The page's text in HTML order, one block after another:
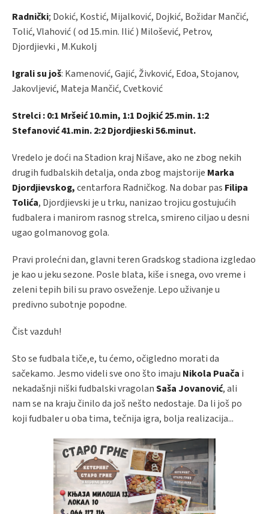
Radnički; Dokić, Kostić, Mijalković, Dojkić, Božidar Mančić,
Tolić, Vlahović ( od 15.min. Ilić ) Milošević, Petrov,
Djordjievki , M.Kukolj
Igrali su još: Kamenović, Gajić, Živković, Edoa, Stojanov,
Jakovljević, Mateja Mančić, Cvetković
Strelci : 0:1 Mršeić 10.min, 1:1 Dojkić 25.min. 1:2
Stefanović 41.min. 2:2 Djordjieski 56.minut.
Vredelo je doći na Stadion kraj Nišave, ako ne zbog nekih
drugih fudbalskih detalja, onda zbog majstorije Marka
Djordjievskog,centarfora Radničkog. Na dobar pas Filipa
Tolića, Djordjievski je u trku, nanizao trojicu gostujućih
fudbalera i manirom rasnog strelca, smireno ciljao u desni
ugao golmanovog gola.
Pravi prolećni dan, glavni teren Gradskog stadiona izgledao
je kao u jeku sezone. Posle blata, kiše i snega, ovo vreme i
zeleni tepih bili su pravo osveženje. Lepo uživanje u
predivno subotnje popodne.
Čist vazduh!
Sto se fudbala tiče,e, tu ćemo, očigledno morati da
sačekamo. Jesmo videli sve ono što imaju Nikola Puača i
nekadašnji niški fudbalski vragolanSaša Jovanović, ali
nam se na kraju činilo da još nešto nedostaje. Da li još po
koji fudbaler u oba tima, tečnija igra, bolja realizacija...